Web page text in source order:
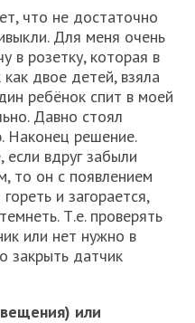
что не достаточно
Для меня очень
в розетку, которая в
двое детей, взяла
ребёнок спит в моей
Давно стоял
Наконец решение.
если вдруг забыли
то он с появлением
и загорается,
Т.е. проверять
или нет нужно в
закрыть датчик
или